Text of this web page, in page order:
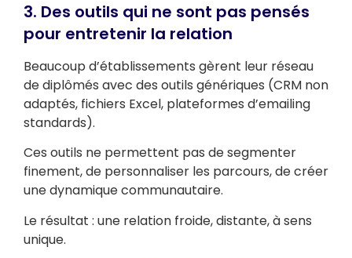
3. Des outils qui ne sont pas pensés
pour entretenir la relation
Beaucoup d’établissements gèrent leur réseau
de diplômés avec des outils génériques (CRM non
adaptés, fichiers Excel, plateformes d’emailing
standards).
Ces outils ne permettent pas de segmenter
finement, de personnaliser les parcours, de créer
une dynamique communautaire.
Le résultat : une relation froide, distante, à sens
unique.